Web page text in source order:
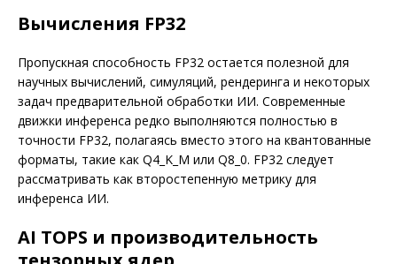
Вычисления FP32
Пропускная способность FP32 остается полезной для
научных вычислений, симуляций, рендеринга и некоторых
задач предварительной обработки ИИ. Современные
движки инференса редко выполняются полностью в
точности FP32, полагаясь вместо этого на квантованные
форматы, такие как Q4_K_M или Q8_0. FP32 следует
рассматривать как второстепенную метрику для
инференса ИИ.
AI TOPS и производительность